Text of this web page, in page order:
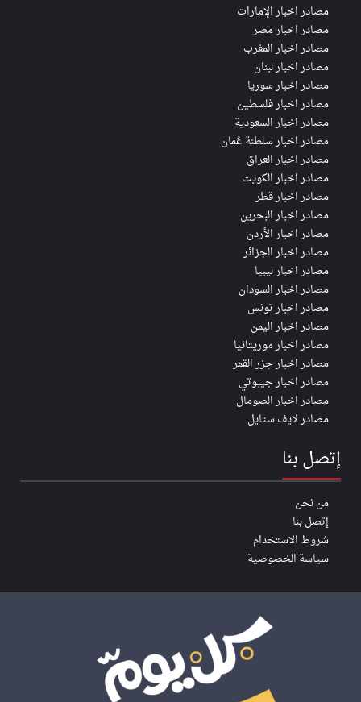
مصادر اخبار الإمارات
مصادر اخبار مصر
مصادر اخبار المغرب
مصادر اخبار لبنان
مصادر اخبار سوريا
مصادر اخبار فلسطين
مصادر اخبار السعودية
مصادر اخبار سلطنة عُمان
مصادر اخبار العراق
مصادر اخبار الكويت
مصادر اخبار قطر
مصادر اخبار البحرين
مصادر اخبار الأردن
مصادر اخبار الجزائر
مصادر اخبار ليبيا
مصادر اخبار السودان
مصادر اخبار تونس
مصادر اخبار اليمن
مصادر اخبار موريتانيا
مصادر اخبار جزر القمر
مصادر اخبار جيبوتي
مصادر اخبار الصومال
مصادر لايف ستايل
إتصل بنا
من نحن
إتصل بنا
شروط الاستخدام
سياسة الخصوصية